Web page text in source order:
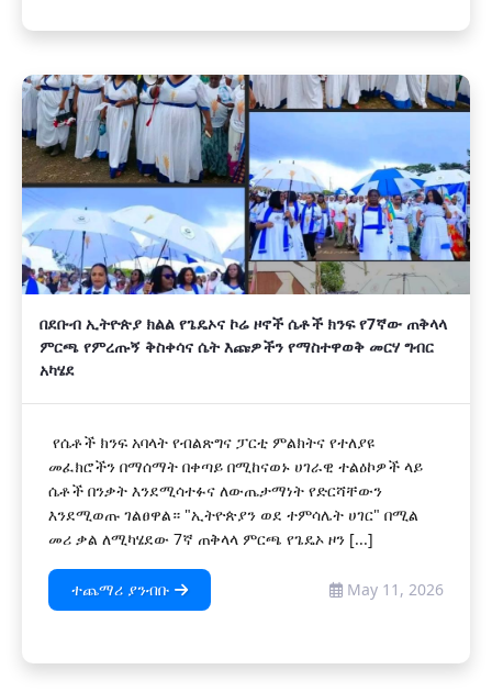
በደቡብ ኢትዮጵያ ክልል የጌዴኦና ኮሬ ዞኖች ሴቶች ክንፍ የ7ኛው ጠቅላላ
ምርጫ የምረጡኝ ቅስቀሳና ሴት እጩዎችን የማስተዋወቅ መርሃ ግብር
አካሄደ
የሴቶች ክንፍ አባላት የብልጽግና ፓርቲ ምልክትና የተለያዩ
መፈክሮችን በማሰማት በቀጣይ በሚከናወኑ ሀገራዊ ተልዕኮዎች ላይ
ሴቶች በንቃት እንደሚሳተፉና ለውጤታማነት የድርሻቸውን
እንደሚወጡ ገልፀዋል። "ኢትዮጵያን ወደ ተምሳሌት ሀገር" በሚል
መሪ ቃል ለሚካሄደው 7ኛ ጠቅላላ ምርጫ የጌዴኦ ዞን [...]
ተጨማሪ ያንብቡ May 11, 2026